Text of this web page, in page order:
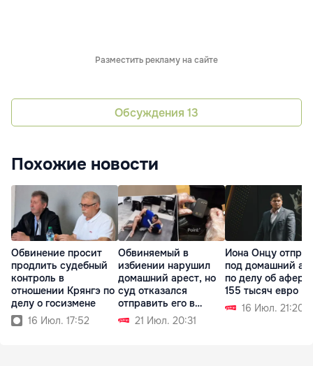
Разместить рекламу на сайте
Обсуждения 13
Похожие новости
Обвинение просит
продлить судебный
контроль в
отношении Крянгэ по
делу о госизмене
16 Июл. 17:52
Обвиняемый в
избиении нарушил
домашний арест, но
суд отказался
отправить его в
СИЗО21 Июл. 20:31
Иона Онцу
под домашний
по делу об афере
155 тысяч евро
16 Июл. 21:20